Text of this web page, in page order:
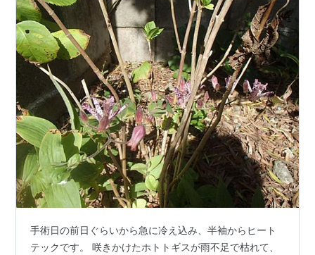
手術日の前日ぐらいから急に冷え込み、半袖からヒート
テックです。 咲きかけたホトトギスが雨不足で枯れて、